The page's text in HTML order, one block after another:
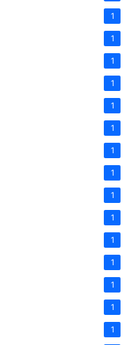
1
1
1
1
1
1
1
1
1
1
1
1
1
1
1